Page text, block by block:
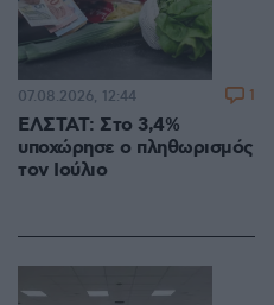
ΕΛΣΤΑΤ: Στο 3,4%
υποχώρησε ο πληθωρισμός
τον Ιούλιο
07.08.2026, 12:44 1